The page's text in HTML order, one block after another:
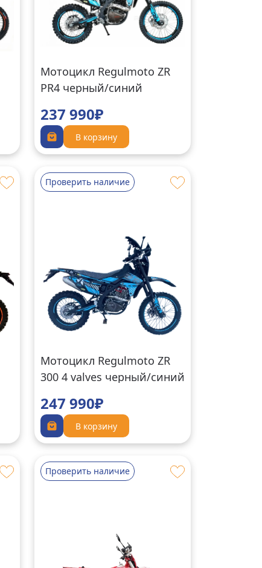
Мотоцикл Regulmoto ZR
PR4 черный/синий
237 990₽
В корзину
Проверить наличие
Мотоцикл Regulmoto ZR
300 4 valves черный/синий
247 990₽
В корзину
Проверить наличие